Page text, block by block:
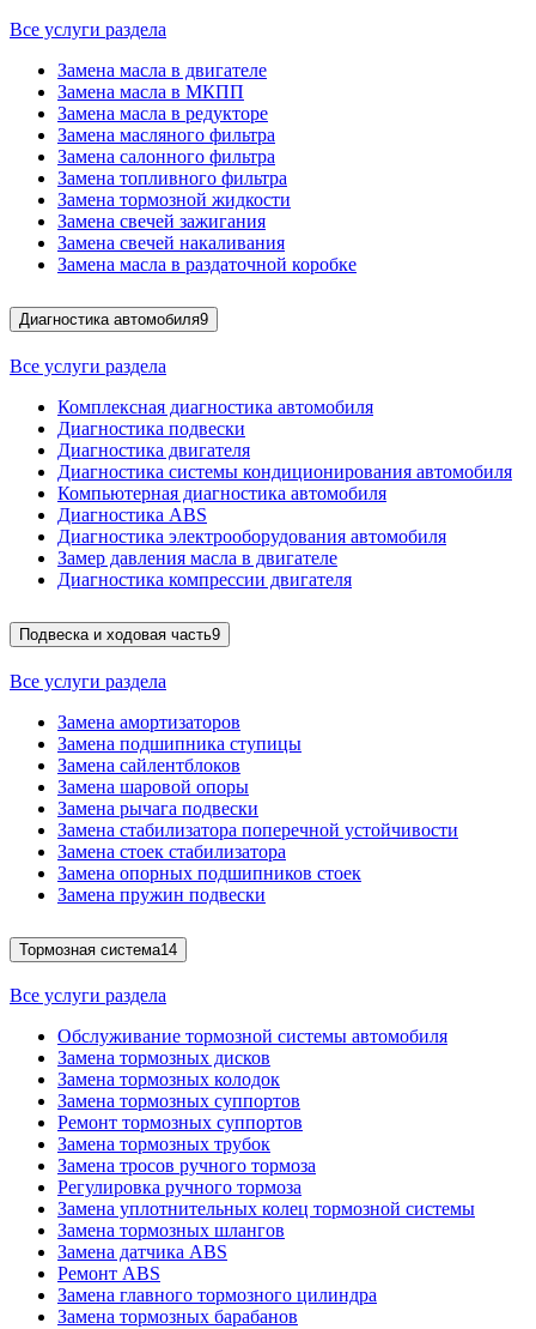
Все услуги раздела
Замена масла в двигателе
Замена масла в МКПП
Замена масла в редукторе
Замена масляного фильтра
Замена салонного фильтра
Замена топливного фильтра
Замена тормозной жидкости
Замена свечей зажигания
Замена свечей накаливания
Замена масла в раздаточной коробке
Диагностика автомобиля9
Все услуги раздела
Комплексная диагностика автомобиля
Диагностика подвески
Диагностика двигателя
Диагностика системы кондиционирования автомобиля
Компьютерная диагностика автомобиля
Диагностика ABS
Диагностика электрооборудования автомобиля
Замер давления масла в двигателе
Диагностика компрессии двигателя
Подвеска и ходовая часть9
Все услуги раздела
Замена амортизаторов
Замена подшипника ступицы
Замена сайлентблоков
Замена шаровой опоры
Замена рычага подвески
Замена стабилизатора поперечной устойчивости
Замена стоек стабилизатора
Замена опорных подшипников стоек
Замена пружин подвески
Тормозная система14
Все услуги раздела
Обслуживание тормозной системы автомобиля
Замена тормозных дисков
Замена тормозных колодок
Замена тормозных суппортов
Ремонт тормозных суппортов
Замена тормозных трубок
Замена тросов ручного тормоза
Регулировка ручного тормоза
Замена уплотнительных колец тормозной системы
Замена тормозных шлангов
Замена датчика ABS
Ремонт ABS
Замена главного тормозного цилиндра
Замена тормозных барабанов